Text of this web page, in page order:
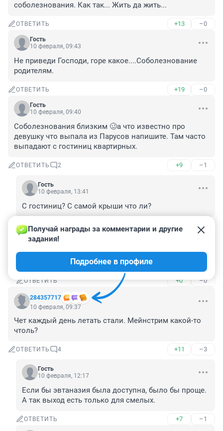
соболезнования. Как так... Жить да жить...
ОТВЕТИТЬ +13 –0
Гость
10 февраля, 09:43
Не приведи Господи, горе какое....Соболезнование
родителям.
ОТВЕТИТЬ +19 –0
Гость
10 февраля, 09:40
Соболезнования близким 🥴а что известно про
девушку что выпала из Парусов напишите. Там часто
выпадают с гостиниц квартирных.
ОТВЕТИТЬ 2 +9 –1
Гость
10 февраля, 13:41
С гостиниц? С самой крыши что ли?
ОТВЕТИТЬ –0
Гость
ОТВЕТИТЬ +0 –0
284357717
Получай награды за комментарии и другие
задания!
Подробнее в профиле
10 февраля, 09:37
Чет каждый день летать стали. Мейнстрим какой-то
чтоль?
ОТВЕТИТЬ 4 +11 –3
Гость
10 февраля, 12:17
Если бы эвтаназия была доступна, было бы проще.
А так выход есть только для смелых.
ОТВЕТИТЬ +7 –1